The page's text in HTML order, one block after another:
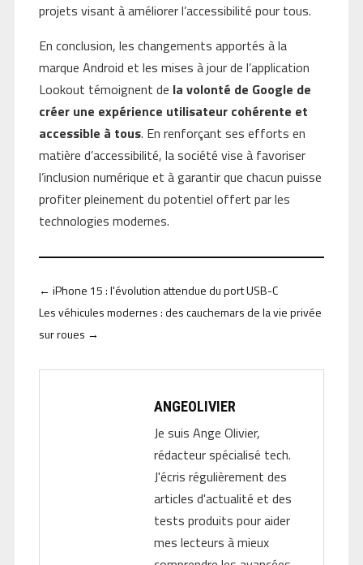
projets visant à améliorer l’accessibilité pour tous.
En conclusion, les changements apportés à la
marque Android et les mises à jour de l’application
Lookout témoignent de la volonté de Google de
créer une expérience utilisateur cohérente et
accessible à tous. En renforçant ses efforts en
matière d’accessibilité, la société vise à favoriser
l’inclusion numérique et à garantir que chacun puisse
profiter pleinement du potentiel offert par les
technologies modernes.
← iPhone 15 : l'évolution attendue du port USB-C
Les véhicules modernes : des cauchemars de la vie privée
sur roues →
ANGEOLIVIER
Je suis Ange Olivier,
rédacteur spécialisé tech.
J'écris régulièrement des
articles d'actualité et des
tests produits pour aider
mes lecteurs à mieux